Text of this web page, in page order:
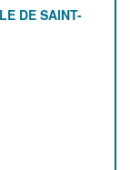
DE SAINT-